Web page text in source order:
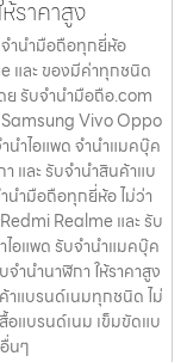
ราคาสูง
ำนำมือถือทุกยี่ห้อ
และ ของมีค่าทุกชนิด
ย รับจํานํามือถือ.com
Vivo Oppo
นำไอแพด จำนำแมคบุ๊ค
และ รับจำนำสินค้าแบ
นำมือถือทุกยี่ห้อ ไม่ว่า
Realme และ รับ
ไอแพด รับจำนำแมคบุ๊ค
ำนำนาฬิกา ให้ราคาสูง
าแบรนด์เนมทุกชนิด ไม่
อแบรนด์เนม เข็มขัดแบ
นๆ